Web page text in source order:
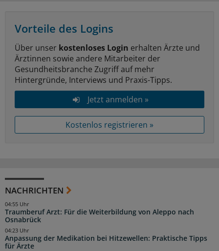
Vorteile des Logins
Über unser kostenloses Login erhalten Ärzte und
Ärztinnen sowie andere Mitarbeiter der
Gesundheitsbranche Zugriff auf mehr
Hintergründe, Interviews und Praxis-Tipps.
Jetzt anmelden »
Kostenlos registrieren »
NACHRICHTEN
Traumberuf Arzt: Für die Weiterbildung von Aleppo nach
Osnabrück
04:55 Uhr
Anpassung der Medikation bei Hitzewellen: Praktische Tipps
für Ärzte
04:23 Uhr